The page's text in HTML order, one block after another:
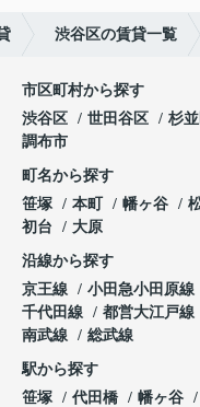
渋谷区の賃貸一覧
市区町村から探す
渋谷区
世田谷区 杉
調布市
町名から探す
笹塚
本町 幡ヶ谷
初台
大原
沿線から探す
京王線
小田急小田原線
千代田線
都営大江戸線
南武線
総武線
駅から探す
笹塚
代田橋 幡ヶ谷